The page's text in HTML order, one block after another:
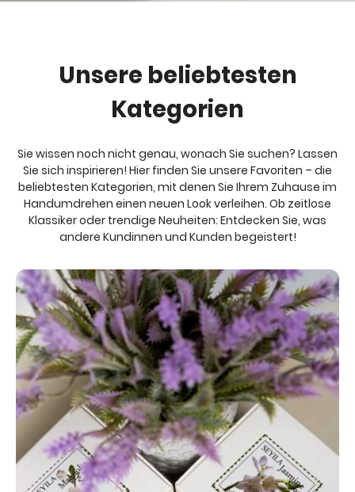
Unsere beliebtesten
Kategorien
Sie wissen noch nicht genau, wonach Sie suchen? Lassen
Sie sich inspirieren! Hier finden Sie unsere Favoriten – die
beliebtesten Kategorien, mit denen Sie Ihrem Zuhause im
Handumdrehen einen neuen Look verleihen. Ob zeitlose
Klassiker oder trendige Neuheiten: Entdecken Sie, was
andere Kundinnen und Kunden begeistert!